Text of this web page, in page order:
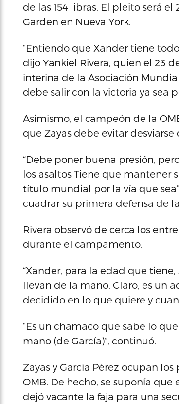
de las 154 libras. El pleito será
Garden en Nueva York.
“Entiendo que Xander tiene
dijo Yankiel Rivera, quien el 23
interina de la Asociación
debe salir con la victoria ya sea
Asimismo, el campeón de la
que Zayas debe evitar
“Debe poner buena presión,
los asaltos Tiene que mantener
título mundial por la vía que
cuadrar su primera defensa de
Rivera observó de cerca los
durante el campamento.
“Xander, para la edad que
llevan de la mano. Claro, es un
decidido en lo que quiere y
“Es un chamaco que sabe lo
mano (de García)”, continuó.
Zayas y García Pérez ocupan
OMB. De hecho, se suponía
dejó vacante la faja para una